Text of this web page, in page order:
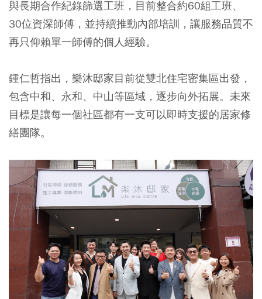
與長期合作紀錄篩選工班，目前整合約60組工班、
30位資深師傅，並持續推動內部培訓，讓服務品質不
再只仰賴單一師傅的個人經驗。
鍾仁哲指出，樂沐邸家目前從雙北住宅密集區出發，
包含中和、永和、中山等區域，逐步向外拓展。未來
目標是讓每一個社區都有一支可以即時支援的居家修
繕團隊。